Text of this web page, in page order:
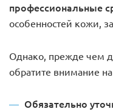
профессиональные
особенностей кожи,
Однако, прежде чем
обратите внимание
Обязательно